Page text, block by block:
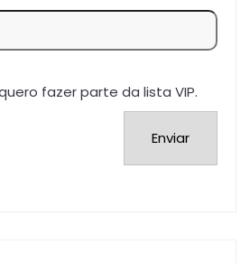
fazer parte da lista VIP.